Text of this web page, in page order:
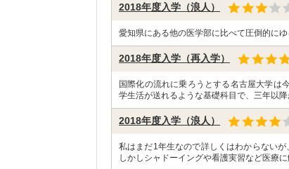
2018年度入学（浪人）
愛知県にある他の医学部に比べて圧倒的に
2018年度入学（再入学）
国際化の流れに乗ろうとする名古屋大学は
学生活が送れるような基礎科目で、三年以
2018年度入学（浪人）
私はまだ1年生なので詳しくはわからない
しかしシャドーイングや看護実習など医療